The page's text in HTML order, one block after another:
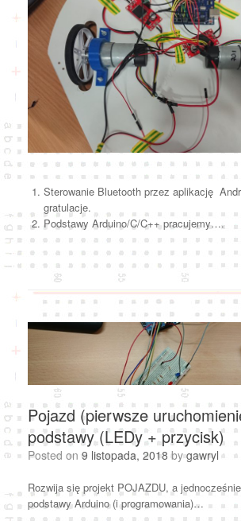
Sterowanie Bluetooth przez aplikację
gratulacje.
Podstawy Arduino/C/C++ pracujemy….
Pojazd (pierwsze
podstawy (LEDy + przycisk)
Posted on 9 listopada, 2018 bygawryl
Rozwija się projekt POJAZDU, a
podstawy Arduino (i programowania)…